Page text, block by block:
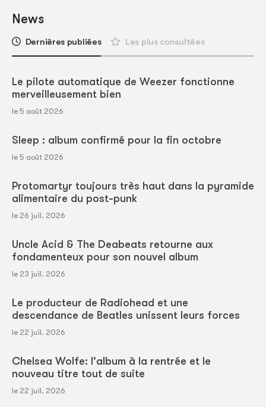
News
Dernières publiées Les plus consultées
Le pilote automatique de Weezer fonctionne
merveilleusement bien
le 5 août 2026
Sleep : album confirmé pour la fin octobre
le 5 août 2026
Protomartyr toujours très haut dans la pyramide
alimentaire du post-punk
le 26 juil. 2026
Uncle Acid & The Deabeats retourne aux
fondamenteux pour son nouvel album
le 23 juil. 2026
Le producteur de Radiohead et une
descendance de Beatles unissent leurs forces
le 22 juil. 2026
Chelsea Wolfe: l'album à la rentrée et le
nouveau titre tout de suite
le 22 juil. 2026